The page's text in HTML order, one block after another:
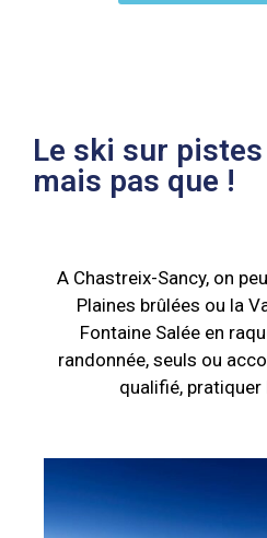
Le ski sur
mais pas que !
A Chastreix-Sancy, on
Plaines brûlées ou la
Fontaine Salée en
randonnée, seuls ou
qualifié,